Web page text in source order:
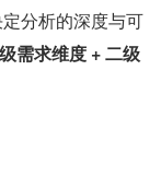
定分析的深度与可
需求维度 + 二级